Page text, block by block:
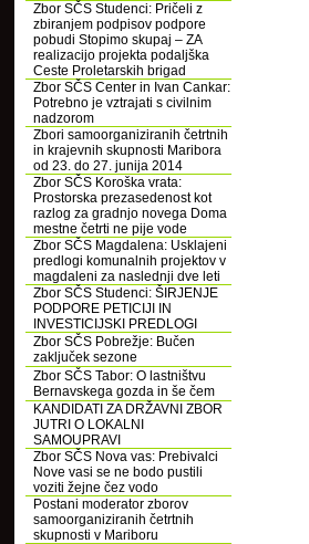
Zbor SČS Studenci: Pričeli z
zbiranjem podpisov podpore
pobudi Stopimo skupaj – ZA
realizacijo projekta podaljška
Ceste Proletarskih brigad
Zbor SČS Center in Ivan Cankar:
Potrebno je vztrajati s civilnim
nadzorom
Zbori samoorganiziranih četrtnih
in krajevnih skupnosti Maribora
od 23. do 27. junija 2014
Zbor SČS Koroška vrata:
Prostorska prezasedenost kot
razlog za gradnjo novega Doma
mestne četrti ne pije vode
Zbor SČS Magdalena: Usklajeni
predlogi komunalnih projektov v
magdaleni za naslednji dve leti
Zbor SČS Studenci: ŠIRJENJE
PODPORE PETICIJI IN
INVESTICIJSKI PREDLOGI
Zbor SČS Pobrežje: Bučen
zaključek sezone
Zbor SČS Tabor: O lastništvu
Bernavskega gozda in še čem
KANDIDATI ZA DRŽAVNI ZBOR
JUTRI O LOKALNI
SAMOUPRAVI
Zbor SČS Nova vas: Prebivalci
Nove vasi se ne bodo pustili
voziti žejne čez vodo
Postani moderator zborov
samoorganiziranih četrtnih
skupnosti v Mariboru